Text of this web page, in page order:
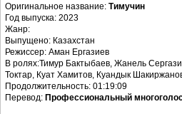
Оригинальное название: Тимучин
Год выпуска: 2023
Жанр:
Выпущено: Казахстан
Режиссер: Аман Ергазиев
В ролях:Тимур Бактыбаев, Жанель
Токтар, Куат Хамитов, Куандык
Продолжительность: 01:19:09
Перевод: Профессиональный